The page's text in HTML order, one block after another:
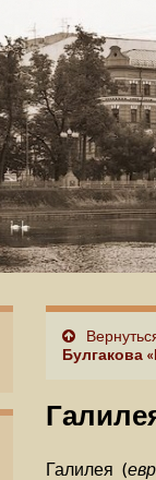
Булгакова
Галилея (